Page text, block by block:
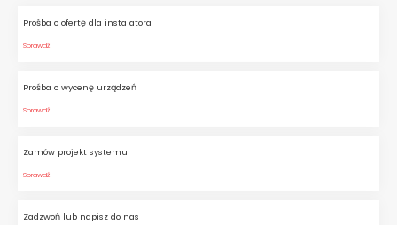
Prośba o ofertę dla instalatora
Sprawdź
Prośba o wycenę urządzeń
Sprawdź
Zamów projekt systemu
Sprawdź
Zadzwoń lub napisz do nas